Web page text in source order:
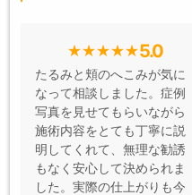
5.0
たるみと頬のへこみが気に
なって相談しました。症例
写真を見せてもらいながら
施術内容をとても丁寧に説
明してくれて、無理な勧誘
もなく安心して決められま
した。実際の仕上がりも今